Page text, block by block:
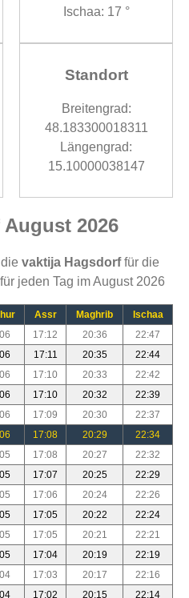
Ischaa: 17 °
Standort
Breitengrad:
48.183300018311
Längengrad:
15.10000038147
2026
vaktija Hagsdorffür die
jeden Tag im August 2026
Assr Maghrib
Ischaa
17:12 20:36
22:47
17:11 20:35
22:44
17:10 20:33
22:42
17:10 20:32
22:39
17:09 20:30
22:37
17:08 20:29
22:34
17:08 20:27
22:32
17:07 20:25
22:29
17:06 20:24
22:26
17:05 20:22
22:24
17:05 20:21
22:21
17:04 20:19
22:19
17:03 20:17
22:16
17:02 20:15 22:14